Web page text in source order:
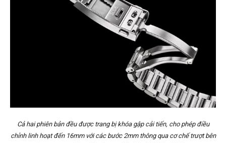
Cả hai phiên bản đều được trang bị khóa gập cải tiến, cho phép điều
chỉnh linh hoạt đến 16mm với các bước 2mm thông qua cơ chế trượt bên